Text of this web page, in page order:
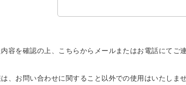
容を確認の上、こちらからメールまたはお電話にてご
、お問い合わせに関すること以外での使用はいたしま